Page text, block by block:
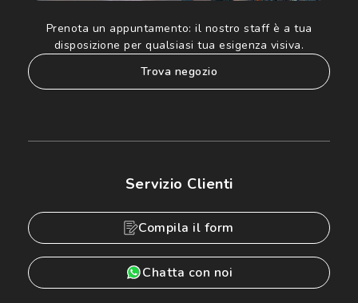
Prenota un appuntamento: il nostro staff è a tua
disposizione per qualsiasi tua esigenza visiva.
trova negozio
Servizio Clienti
Compila il form
Chatta con noi